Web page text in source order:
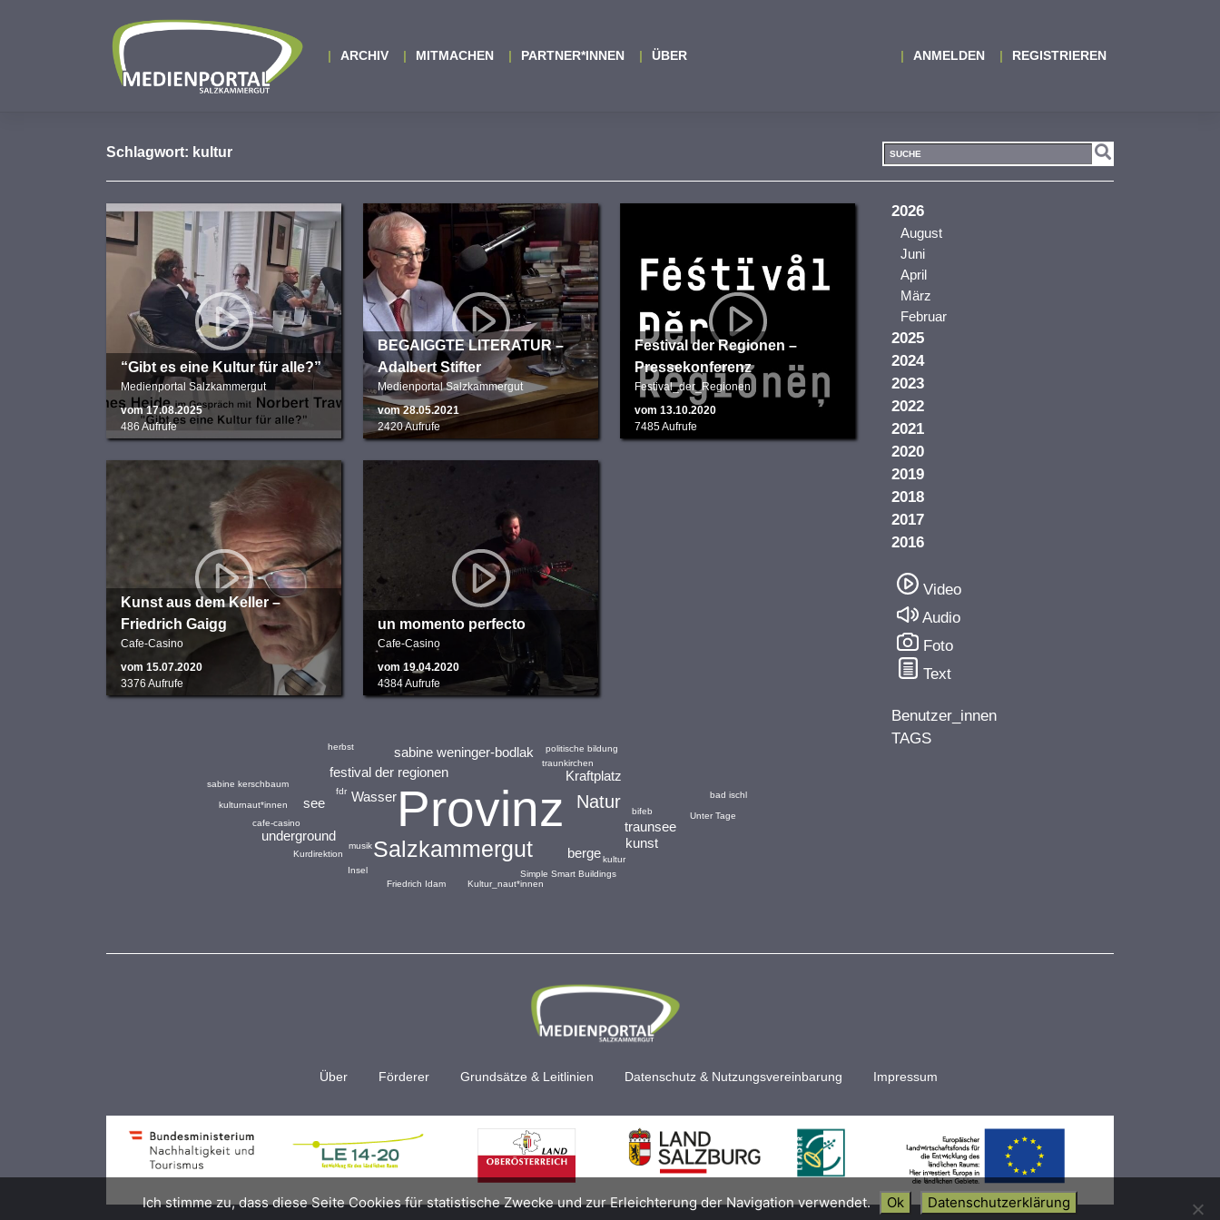
ARCHIV MITMACHEN PARTNER*INNEN ÜBER ANMELDEN REGISTRIEREN
Schlagwort: kultur
“Gibt es eine Kultur für alle?”
Medienportal Salzkammergut
vom 17.08.2025
486 Aufrufe
BEGAIGGTE LITERATUR –
Adalbert Stifter
Medienportal Salzkammergut
vom 28.05.2021
2420 Aufrufe
Festival der Regionen –
Pressekonferenz
Festival_der_Regionen
vom 13.10.2020
7485 Aufrufe
Kunst aus dem Keller –
Friedrich Gaigg
Cafe-Casino
vom 15.07.2020
3376 Aufrufe
un momento perfecto
Cafe-Casino
vom 19.04.2020
4384 Aufrufe
Provinz
Salzkammergut
Natur
Wasser
Kraftplatz
festival der regionen
see
traunsee
berge
sabine weninger-bodlak
underground kunst
traunkirchen
cafe-casino
Kurdirektion
bifeb
fdr
politische bildung
Unter Tage
kulturnaut*innen
Insel Simple Smart Buildings
sabine kerschbaum
herbst
Kultur_naut*innen
bad ischl
musik
Friedrich Idam
kultur
2026
August
Juni
April
März
Februar
2025
2024
2023
2022
2021
2020
2019
2018
2017
2016
Video
Audio
Foto
Text
Benutzer_innen
TAGS
Über Förderer Grundsätze & Leitlinien Datenschutz & Nutzungsvereinbarung Impressum
Ich stimme zu, dass diese Seite Cookies für statistische Zwecke und zur Erleichterung der Navigation verwendet. Ok Datenschutzerklärung